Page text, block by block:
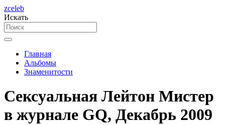
zceleb
Искать
Главная
Альбомы
Знаменитости
Сексуальная Лейтон Мистер
в журнале GQ, Декабрь 2009